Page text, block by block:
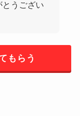
うござい
もらう